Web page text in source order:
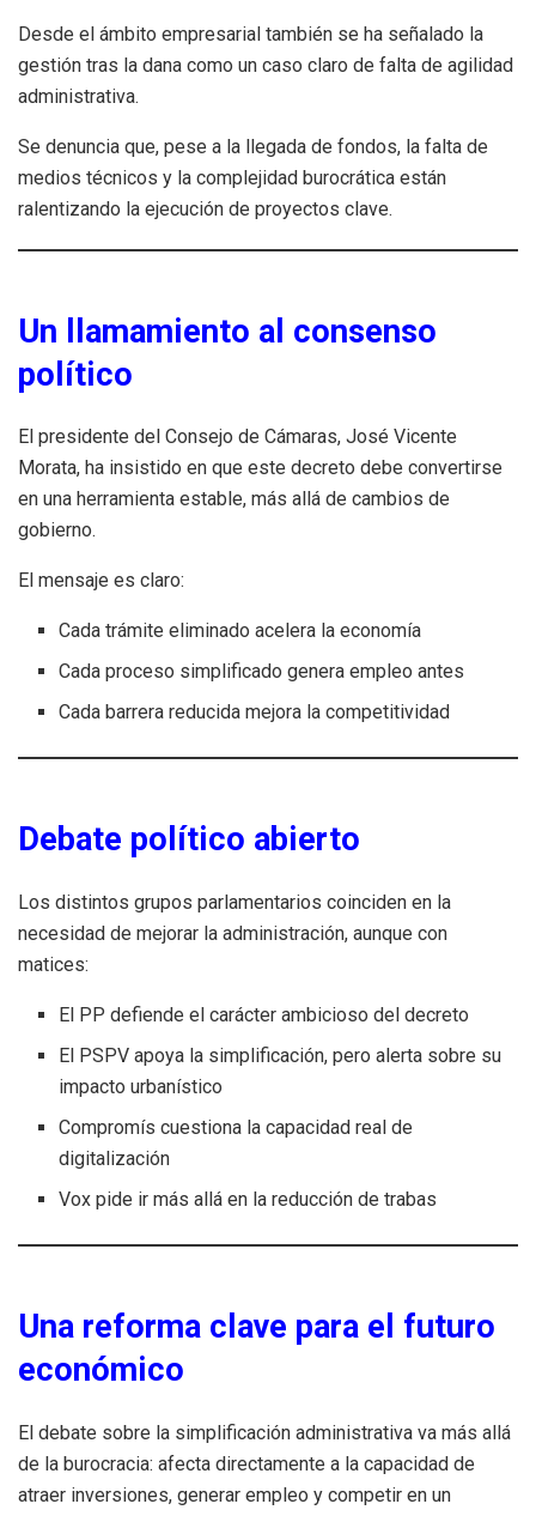
Desde el ámbito empresarial también se ha señalado la
gestión tras la dana como un caso claro de falta de agilidad
administrativa.
Se denuncia que, pese a la llegada de fondos, la falta de
medios técnicos y la complejidad burocrática están
ralentizando la ejecución de proyectos clave.
Un llamamiento al consenso
político
El presidente del Consejo de Cámaras, José Vicente
Morata, ha insistido en que este decreto debe convertirse
en una herramienta estable, más allá de cambios de
gobierno.
El mensaje es claro:
Cada trámite eliminado acelera la economía
Cada proceso simplificado genera empleo antes
Cada barrera reducida mejora la competitividad
Debate político abierto
Los distintos grupos parlamentarios coinciden en la
necesidad de mejorar la administración, aunque con
matices:
El PP defiende el carácter ambicioso del decreto
El PSPV apoya la simplificación, pero alerta sobre su
impacto urbanístico
Compromís cuestiona la capacidad real de
digitalización
Vox pide ir más allá en la reducción de trabas
Una reforma clave para el futuro
económico
El debate sobre la simplificación administrativa va más allá
de la burocracia: afecta directamente a la capacidad de
atraer inversiones, generar empleo y competir en un